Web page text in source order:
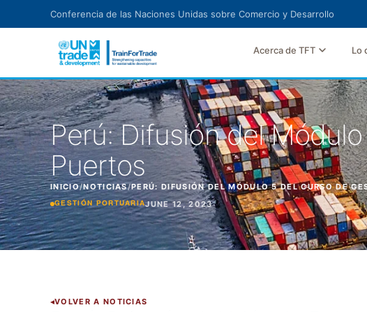
Conferencia de las Naciones Unidas sobre Comercio y Desarrollo
Acerca de TFT Lo
Perú: Difusión del
Puertos
INICIO/NOTICIAS/PERÚ: DIFUSIÓN DEL MÓDULO 5 DEL CURSO DE
GESTIÓN PORTUARIAJUNE 12, 2023
VOLVER A NOTICIAS